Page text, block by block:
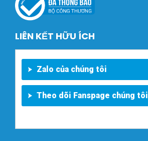
LIÊN KẾT HỮU ÍCH
Zalo của chúng tôi
Theo dõi Fanspage chúng tôi